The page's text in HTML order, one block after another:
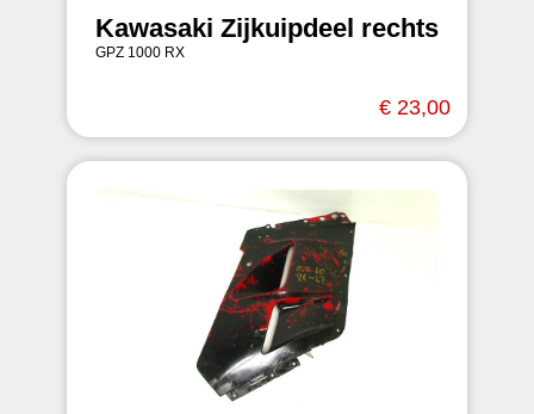
Kawasaki Zijkuipdeel rechts
GPZ 1000 RX
€ 23,00